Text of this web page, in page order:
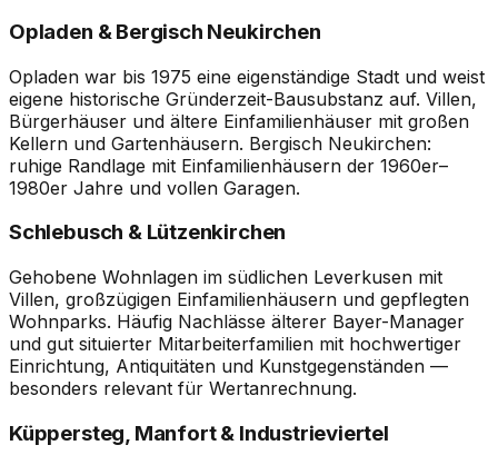
Opladen & Bergisch Neukirchen
Opladen war bis 1975 eine eigenständige Stadt und weist
eigene historische Gründerzeit-Bausubstanz auf. Villen,
Bürgerhäuser und ältere Einfamilienhäuser mit großen
Kellern und Gartenhäusern. Bergisch Neukirchen:
ruhige Randlage mit Einfamilienhäusern der 1960er–
1980er Jahre und vollen Garagen.
Schlebusch & Lützenkirchen
Gehobene Wohnlagen im südlichen Leverkusen mit
Villen, großzügigen Einfamilienhäusern und gepflegten
Wohnparks. Häufig Nachlässe älterer Bayer-Manager
und gut situierter Mitarbeiterfamilien mit hochwertiger
Einrichtung, Antiquitäten und Kunstgegenständen —
besonders relevant für Wertanrechnung.
Küppersteg, Manfort & Industrieviertel